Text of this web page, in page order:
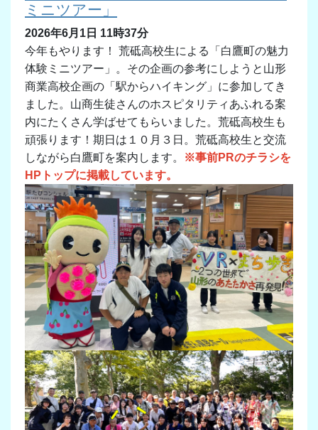
ミニツアー」
2026年6月1日 11時37分
今年もやります！ 荒砥高校生による「白鷹町の魅力
体験ミニツアー」。その企画の参考にしようと山形
商業高校企画の「駅からハイキング」に参加してき
ました。山商生徒さんのホスピタリティあふれる案
内にたくさん学ばせてもらいました。荒砥高校生も
頑張ります！期日は１０月３日。荒砥高校生と交流
しながら白鷹町を案内します。
※事前PRのチラシを
HPトップに掲載しています。